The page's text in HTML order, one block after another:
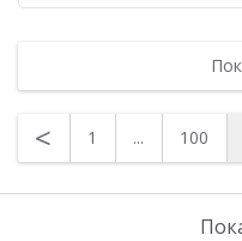
< 1 ... 100